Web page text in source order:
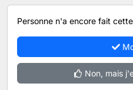
Personne n'a encore fait
Non, mais